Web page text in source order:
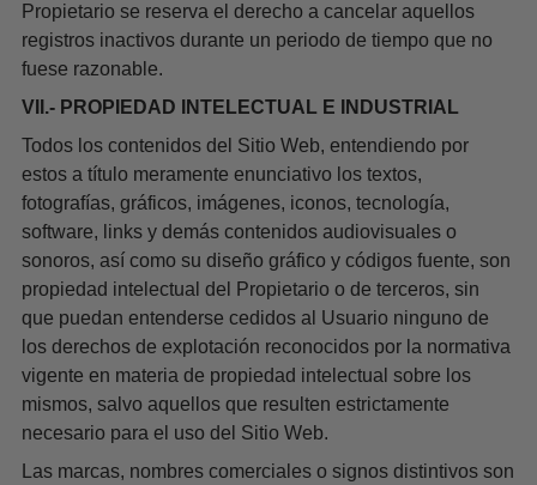
Propietario se reserva el derecho a cancelar aquellos
registros inactivos durante un periodo de tiempo que no
fuese razonable.
VII.- PROPIEDAD INTELECTUAL E INDUSTRIAL
Todos los contenidos del Sitio Web, entendiendo por
estos a título meramente enunciativo los textos,
fotografías, gráficos, imágenes, iconos, tecnología,
software, links y demás contenidos audiovisuales o
sonoros, así como su diseño gráfico y códigos fuente, son
propiedad intelectual del Propietario o de terceros, sin
que puedan entenderse cedidos al Usuario ninguno de
los derechos de explotación reconocidos por la normativa
vigente en materia de propiedad intelectual sobre los
mismos, salvo aquellos que resulten estrictamente
necesario para el uso del Sitio Web.
Las marcas, nombres comerciales o signos distintivos son